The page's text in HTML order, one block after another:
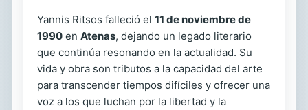
Yannis Ritsos falleció el 11 de noviembre de
1990 en Atenas, dejando un legado literario
que continúa resonando en la actualidad. Su
vida y obra son tributos a la capacidad del arte
para transcender tiempos difíciles y ofrecer una
voz a los que luchan por la libertad y la